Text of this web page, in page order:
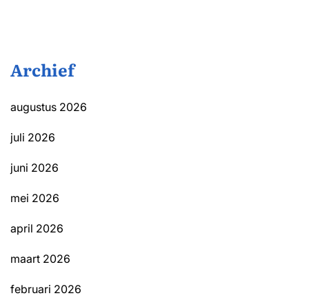
Archief
augustus 2026
juli 2026
juni 2026
mei 2026
april 2026
maart 2026
februari 2026